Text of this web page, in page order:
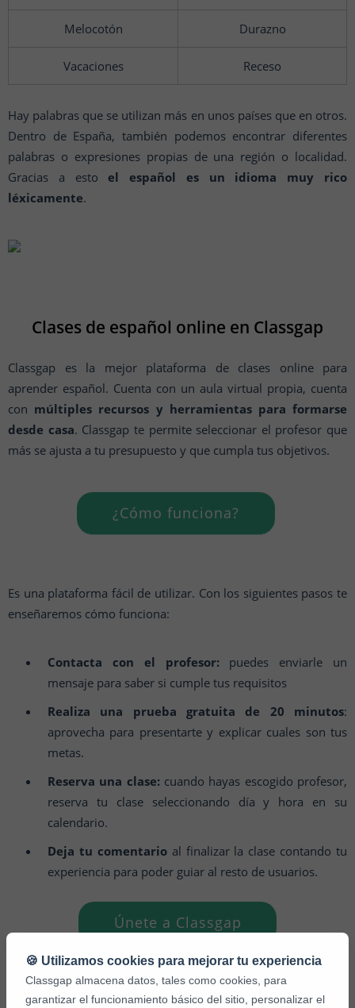
Melocotón Durazno
Vacaciones Receso
Hay palabras que se utilizan más en unos países que en otros.
Dentro de España, también podemos encontrar diferentes
palabras o expresiones propias de una región o localidad.
Gracias a esto el español es un idioma muy rico
léxicamente.
Clases de español online en Classgap
Classgap es la mejor plataforma de clases online para
aprender español. Cuenta con un aula virtual propia, cuenta
con múltiples recursos y herramientas para formarse
desde casa. Classgap te permite seleccionar el profesor que
más se ajusta a tu presupuesto y que cumpla tus objetivos.
¿Cómo funciona?
Es una plataforma fácil de utilizar. Con los siguientes pasos te
enseñaremos cómo funciona:
Contacta con el profesor:puedes enviarle un
mensaje para saber si cumple tus requisitos
Realiza una prueba gratuita de 20 minutos:
aprovecha para presentarte y explicar cuales son tus
metas.
Reserva una clase:cuando hayas escogido profesor,
reserva tu clase seleccionando día y hora en su
calendario.
Deja tu comentarioal finalizar la clase contando tu
experiencia para poder guiar al resto de usuarios.
Únete a Classgap
Te animamos a que te registres en nuestra plataforma para
🍪 Utilizamos cookies para mejorar tu experiencia
Classgap almacena datos, tales como cookies, para
garantizar el funcionamiento básico del sitio, personalizar el